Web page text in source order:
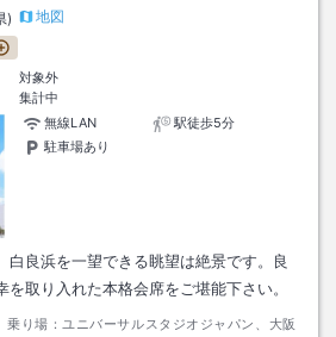
)
地図
対象外
集計中
無線LAN
駅徒歩5分
駐車場あり
白良浜を一望できる眺望は絶景です。良
取り入れた本格会席をご堪能下さい。
乗り場：ユニバーサルスタジオジャパン、大阪